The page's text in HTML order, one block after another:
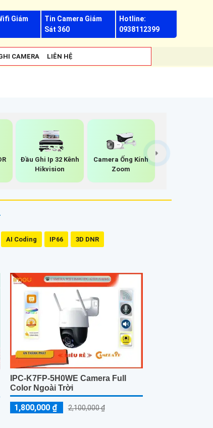
Giám
Tin Camera Giám
Sát 360
Hotline:
0938112399
CAMERA LIÊN HỆ
Đầu Ghi Ip 32 Kênh
Hikvision
Camera Ống Kính
Zoom
AI Coding IP66 3D DNR
IPC-K7FP-5H0WE Camera Full
Color Ngoài Trời
1,800,000 ₫ 2,100,000 ₫